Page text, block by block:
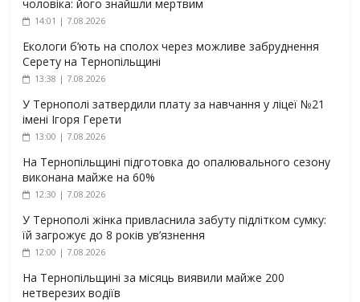
чоловіка: його знайшли мертвим
14:01 | 7.08.2026
Екологи б’ють на сполох через можливе забруднення
Серету на Тернопільщині
13:38 | 7.08.2026
У Тернополі затвердили плату за навчання у ліцеї №21
імені Ігоря Герети
13:00 | 7.08.2026
На Тернопільщині підготовка до опалювального сезону
виконана майже на 60%
12:30 | 7.08.2026
У Тернополі жінка привласнила забуту підлітком сумку:
їй загрожує до 8 років ув’язнення
12:00 | 7.08.2026
На Тернопільщині за місяць виявили майже 200
нетверезих водіїв